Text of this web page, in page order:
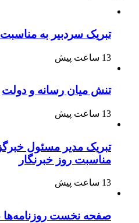
تبریک سردبیر به مناسبت
13 ساعت پیش
تنش میان رسانه و دولت
13 ساعت پیش
تبریک مدیر مسئول
مناسبت روز خبرنگار
13 ساعت پیش
صفحه نخست روزنامه‌ها – شنبه